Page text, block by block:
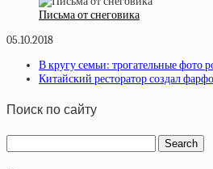
Письма от снеговика
05.10.2018
В кругу семьи: трогательные фото
Китайский ресторатор создал
Поиск по сайту